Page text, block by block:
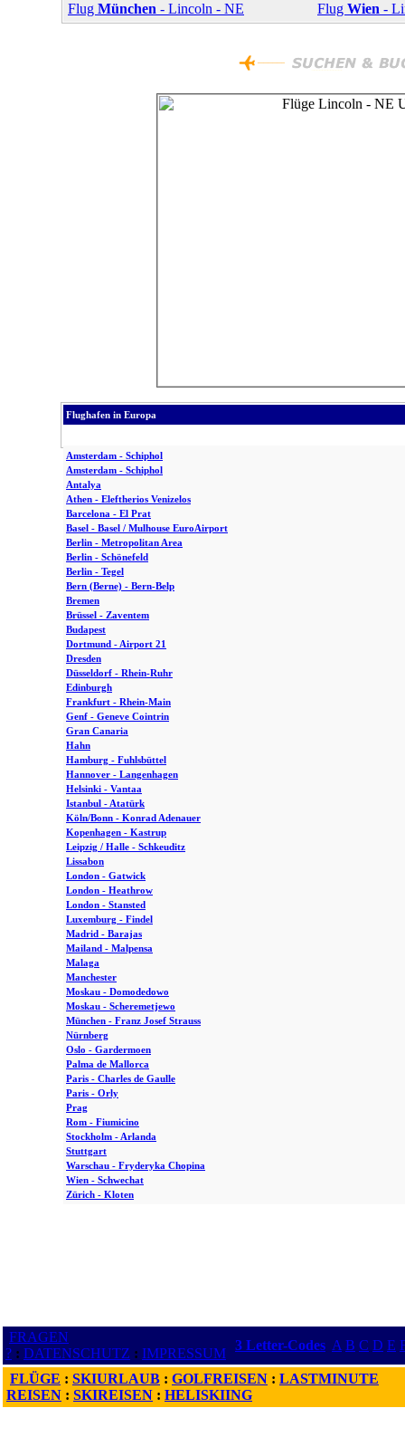
Flug München - Lincoln - NE Flug Wien -
Flughafen in Europa
Amsterdam - Schiphol
Amsterdam - Schiphol
Antalya
Athen - Eleftherios Venizelos
Barcelona - El Prat
Basel - Basel / Mulhouse EuroAirport
Berlin - Metropolitan Area
Berlin - Schönefeld
Berlin - Tegel
Bern (Berne) - Bern-Belp
Bremen
Brüssel - Zaventem
Budapest
Dortmund - Airport 21
Dresden
Düsseldorf - Rhein-Ruhr
Edinburgh
Frankfurt - Rhein-Main
Genf - Geneve Cointrin
Gran Canaria
Hahn
Hamburg - Fuhlsbüttel
Hannover - Langenhagen
Helsinki - Vantaa
Istanbul - Atatürk
Köln/Bonn - Konrad Adenauer
Kopenhagen - Kastrup
Leipzig / Halle - Schkeuditz
Lissabon
London - Gatwick
London - Heathrow
London - Stansted
Luxemburg - Findel
Madrid - Barajas
Mailand - Malpensa
Malaga
Manchester
Moskau - Domodedowo
Moskau - Scheremetjewo
München - Franz Josef Strauss
Nürnberg
Oslo - Gardermoen
Palma de Mallorca
Paris - Charles de Gaulle
Paris - Orly
Prag
Rom - Fiumicino
Stockholm - Arlanda
Stuttgart
Warschau - Fryderyka Chopina
Wien - Schwechat
Zürich - Kloten
FRAGEN
? : DATENSCHUTZ : IMPRESSUM
3 Letter-Codes A B C D E
FLÜGE : SKIURLAUB : GOLFREISEN : LASTMINUTE
REISEN : SKIREISEN : HELISKIING